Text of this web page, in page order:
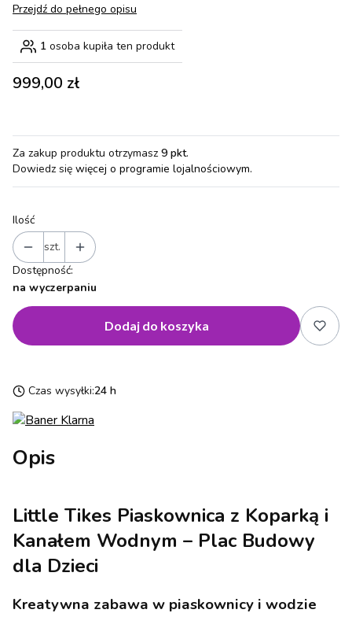
Przejdź do pełnego opisu
1 osoba kupiła ten produkt
Cena
999,00 zł
Za zakup produktu otrzymasz 9 pkt.
Dowiedz się więcej o programie lojalnościowym.
Ilość
szt.
Dostępność:
na wyczerpaniu
Dodaj do koszyka
Czas wysyłki:24 h
Opis
Little Tikes Piaskownica z Koparką i
Kanałem Wodnym – Plac Budowy
dla Dzieci
Kreatywna zabawa w piaskownicy i wodzie